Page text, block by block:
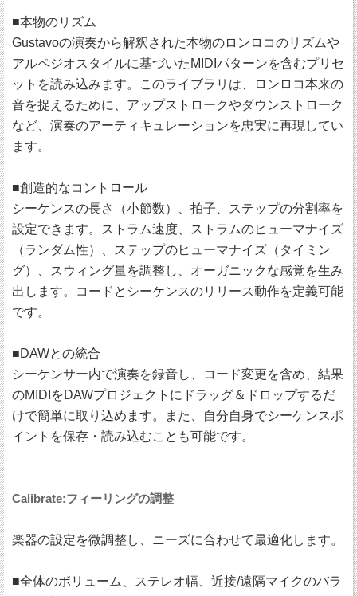
■本物のリズム
Gustavoの演奏から解釈された本物のロンロコのリズムや
アルペジオスタイルに基づいたMIDIパターンを含むプリセ
ットを読み込みます。このライブラリは、ロンロコ本来の
音を捉えるために、アップストロークやダウンストローク
など、演奏のアーティキュレーションを忠実に再現してい
ます。
■創造的なコントロール
シーケンスの長さ（小節数）、拍子、ステップの分割率を
設定できます。ストラム速度、ストラムのヒューマナイズ
（ランダム性）、ステップのヒューマナイズ（タイミン
グ）、スウィング量を調整し、オーガニックな感覚を生み
出します。コードとシーケンスのリリース動作を定義可能
です。
■DAWとの統合
シーケンサー内で演奏を録音し、コード変更を含め、結果
のMIDIをDAWプロジェクトにドラッグ＆ドロップするだ
けで簡単に取り込めます。また、自分自身でシーケンスポ
イントを保存・読み込むことも可能です。
Calibrate:フィーリングの調整
楽器の設定を微調整し、ニーズに合わせて最適化します。
■全体のボリューム、ステレオ幅、近接/遠隔マイクのバラ